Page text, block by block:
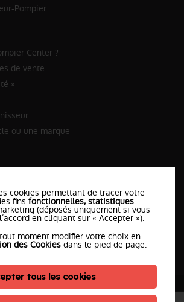
Pompier
Center ?
de vente
»
ou une marque
Pompiers
proche
Center • Mentions Légales •
cookies permettant de tracer votre
fins fonctionnelles, statistiques
(déposés uniquement si vous
en cliquant sur « Accepter »).
moment modifier votre choix en
des Cookies dans le pied de page.
tous les cookies